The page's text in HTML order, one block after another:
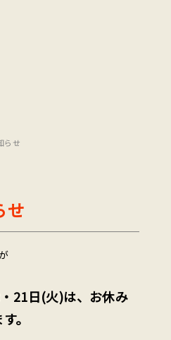
らせ
せ
21日(火)は、お休み
。